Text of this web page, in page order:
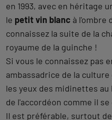
en 1993, avec en héritage
le petit vin blanc à l'ombre
connaissez la suite de la
royaume de la guinche !
Si vous le connaissez pas
ambassadrice de la culture
les yeux des midinettes
de l'accordéon comme il
Il est préférable, surtout